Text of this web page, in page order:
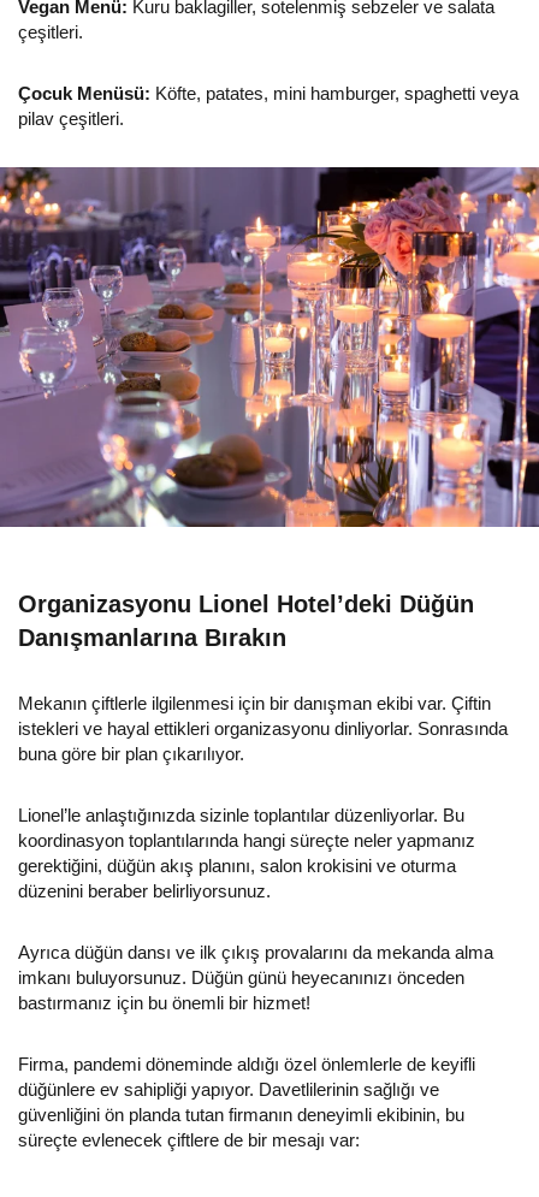
Vegan Menü: Kuru baklagiller, sotelenmiş sebzeler ve salata
çeşitleri.
Çocuk Menüsü: Köfte, patates, mini hamburger, spaghetti veya
pilav çeşitleri.
Organizasyonu Lionel Hotel’deki Düğün
Danışmanlarına Bırakın
Mekanın çiftlerle ilgilenmesi için bir danışman ekibi var. Çiftin
istekleri ve hayal ettikleri organizasyonu dinliyorlar. Sonrasında
buna göre bir plan çıkarılıyor.
Lionel’le anlaştığınızda sizinle toplantılar düzenliyorlar. Bu
koordinasyon toplantılarında hangi süreçte neler yapmanız
gerektiğini, düğün akış planını, salon krokisini ve oturma
düzenini beraber belirliyorsunuz.
Ayrıca düğün dansı ve ilk çıkış provalarını da mekanda alma
imkanı buluyorsunuz. Düğün günü heyecanınızı önceden
bastırmanız için bu önemli bir hizmet!
Firma, pandemi döneminde aldığı özel önlemlerle de keyifli
düğünlere ev sahipliği yapıyor. Davetlilerinin sağlığı ve
güvenliğini ön planda tutan firmanın deneyimli ekibinin, bu
süreçte evlenecek çiftlere de bir mesajı var: